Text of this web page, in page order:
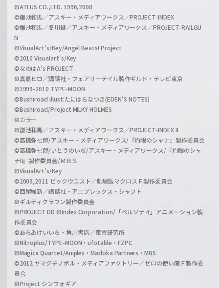
©ATLUS CO.,LTD. 1996,2008
©鎌池和馬／アスキー・メディアワークス／PROJECT-INDEX
©鎌池和馬／冬川基／アスキー・メディアワークス／PROJECT-RAILGU
N
©VisualArt's/Key/Angel Beats! Project
©2010 Visualart's/Key
©なのはA's PROJECT
©真島ヒロ／講談社・フェアリーテイル製作ギルド・テレビ東京
©1999-2010 TYPE-MOON
©Bushiroad illust:たにはらなつき(EDEN'S NOTES)
©Bushiroad/Project MILKY HOLMES
©カラー
©鎌池和馬／アスキー・メディアワークス／PROJECT-INDEX II
©高橋弥七郎/アスキー・メディアワークス/『灼眼のシャナ』製作委員会
©高橋弥七郎/いとうのいぢ/アスキー・メディアワークス/『灼眼のシャ
ナII』製作委員会/ＭＢＳ
©VisualArt's/Key
©2009,2011 ビックウエスト／劇場版マクロスＦ製作委員会
©西尾維新／講談社・アニプレックス・シャフト
©ギルティクラウン製作委員会
©PROJECT DD ©Index Corporation/「ペルソナ４」アニメーション製
作委員会
©あらゐけいいち・角川書店／東雲研究所
©Nitroplus/TYPE-MOON・ufotable・FZPC
©Magica Quartet/Aniplex・Madoka Partners・MBS
©2012 ヤマグチノボル・メディアファクトリー／ゼロの使い魔Ｆ製作委
員会
©Project シンフォギア